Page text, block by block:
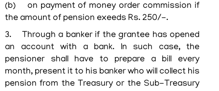
ജില്ലാ
കളക്ടർമാർ
ജില്ലാ
പോലീസ്
മേധാവികൾ
(b) on payment of money order commission if
the amount of pension exeeds Rs. 250/-.
3. Through a banker if the grantee has opened
an account with a bank. In such case, the
pensioner shall have to prepare a bill every
month, present it to his banker who will collect his
pension from the Treasury or the Sub-Treasury